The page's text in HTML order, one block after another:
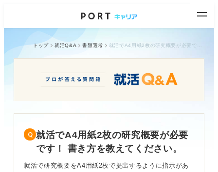
トップ 就活Q&A 書類選考
就活でA4用紙2枚の研究概要が必要
です！ 書き方を教えてください。
就活で研究概要をA4用紙2枚で提出するように指示があ